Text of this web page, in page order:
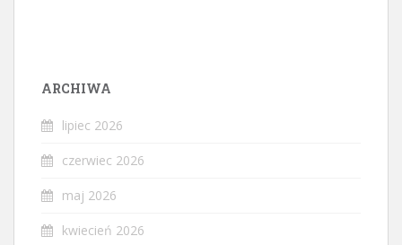
ARCHIWA
lipiec 2026
czerwiec 2026
maj 2026
kwiecień 2026